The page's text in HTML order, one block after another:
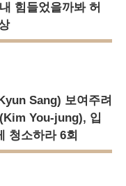
힘들었을까봐 허
Sang) 보여주려
You-jung), 입
소하라 6회